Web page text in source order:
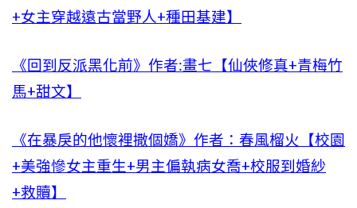
+女主穿越遠古當野人+種田基建】
《回到反派黑化前》作者:畫七【仙俠修真+青梅竹
馬+甜文】
《在暴戾的他懷裡撒個嬌》作者：春風榴火【校園
+美強慘女主重生+男主偏執病女喬+校服到婚紗
+救贖】